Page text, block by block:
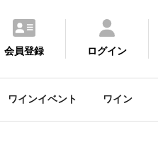
会員登録 ログイン
ワインイベント ワイン